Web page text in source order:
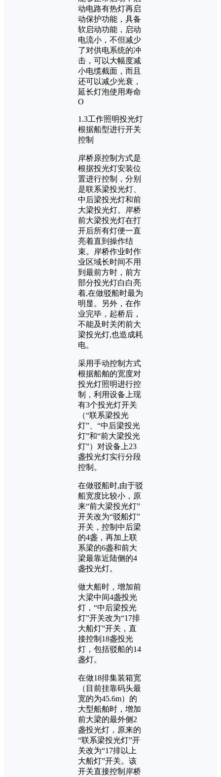
动电路有热灯再启
动保护功能，具备
软启动功能，启动
电流小，不但减少
了对供电系统的冲
击，可以大幅度减
小电缆截面，而且
还可以减少光衰，
延长灯泡使用寿命
O
1.3工作照明投光灯
根据船型进行开关
控制
岸桥原控制方式是
根据投光灯安装位
置进行控制，分别
是联系梁投光灯、
中后梁投光灯和前
大梁投光灯。岸桥
前大梁投光灯在打
开后所有灯便一直
亮着直到操作结
束。岸桥作业时作
业区域长时间不用
到最前方时，前方
部分投光灯白白亮
着,在做驳船时最为
明显。另外，在作
业完毕，起桥后，
不能及时关闭前大
梁投光灯,也造成耗
电。
采用手动控制方式
根据船舶的宽度对
投光灯照明进行控
制，利用设备上现
有3个投光灯开关
（“联系梁投光
灯”、“中后梁投光
灯”和“前大梁投光
灯”）对设备上23
盏投光灯实行分段
控制。
在做驳船时,由于驳
船宽度比较小，原
来“前大梁投光灯”
开关改为“驳船灯”
开关，控制中后梁
的4盏，再加上联
系梁的6盏和前大
梁最靠近陆侧的4
盏投光灯。
做大船时，增加前
大梁中间4盏投光
灯，“中后梁投光
灯”开关改为“17排
大船灯”开关，直
接控制18盏投光
灯，包括驳船的14
盏灯。
在做18排集装箱宽
（目前挂靠码头最
宽的为45.6m）的
大型船舶时，增加
前大梁的最外侧2
盏投光灯，原来的
“联系梁投光灯”开
关改为“17排以上
大船灯”开关。该
开关直接控制岸桥